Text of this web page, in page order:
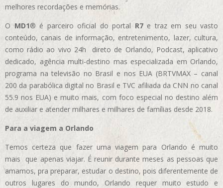
melhores recordações e memórias.
OMD1® é parceiro oficial do portal R7e traz em seu vasto
conteúdo, canais de informação, entretenimento, lazer, cultura,
como rádio ao vivo 24h direto de Orlando, Podcast, aplicativo
dedicado, agência multi-destino mas especializada em Orlando,
programa na televisão no Brasil e nos EUA (BRTVMAX – canal
200 da parabólica digital no Brasil e TVC afiliada da CNN no canal
55.9 nos EUA) e muito mais, com foco especial no destino além
de auxiliar e atender milhares e milhares de famílias desde 2018.
Para a viagem a Orlando
Temos certeza que fazer uma viagem para Orlando é muito
mais que apenas viajar. É reunir durante meses as pessoas que
amamos, pra preparar, estudar o destino, pois diferentemente de
outros lugares do mundo, Orlando requer muito estudo e